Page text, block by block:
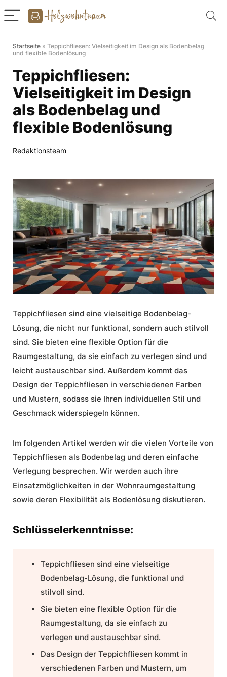
Startseite » Teppichfliesen: Vielseitigkeit im Design als Bodenbelag
und flexible Bodenlösung
Teppichfliesen:
Vielseitigkeit im Design
als Bodenbelag und
flexible Bodenlösung
Redaktionsteam
Teppichfliesen sind eine vielseitige Bodenbelag-
Lösung, die nicht nur funktional, sondern auch stilvoll
sind. Sie bieten eine flexible Option für die
Raumgestaltung, da sie einfach zu verlegen sind und
leicht austauschbar sind. Außerdem kommt das
Design der Teppichfliesen in verschiedenen Farben
und Mustern, sodass sie Ihren individuellen Stil und
Geschmack widerspiegeln können.
Im folgenden Artikel werden wir die vielen Vorteile von
Teppichfliesen als Bodenbelag und deren einfache
Verlegung besprechen. Wir werden auch ihre
Einsatzmöglichkeiten in der Wohnraumgestaltung
sowie deren Flexibilität als Bodenlösung diskutieren.
Schlüsselerkenntnisse:
Teppichfliesen sind eine vielseitige
Bodenbelag-Lösung, die funktional und
stilvoll sind.
Sie bieten eine flexible Option für die
Raumgestaltung, da sie einfach zu
verlegen und austauschbar sind.
Das Design der Teppichfliesen kommt in
verschiedenen Farben und Mustern, um